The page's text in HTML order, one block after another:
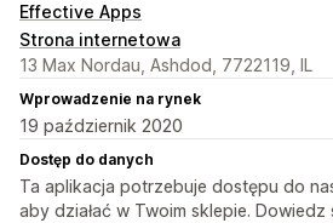
Effective Apps
Strona internetowa
13 Max Nordau, Ashdod, 7722119, IL
Wprowadzenie na rynek
19 październik 2020
Dostęp do danych
Ta aplikacja potrzebuje dostępu do
aby działać w Twoim sklepie.